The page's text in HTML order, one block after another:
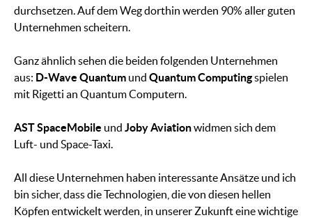
durchsetzen. Auf dem Weg dorthin werden 90% aller guten
Unternehmen scheitern.
Ganz ähnlich sehen die beiden folgenden Unternehmen
aus: D-Wave Quantum und Quantum Computingspielen
mit Rigetti an Quantum Computern.
AST SpaceMobile und Joby Aviationwidmen sich dem
Luft- und Space-Taxi.
All diese Unternehmen haben interessante Ansätze und ich
bin sicher, dass die Technologien, die von diesen hellen
Köpfen entwickelt werden, in unserer Zukunft eine wichtige